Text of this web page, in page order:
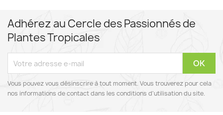
Adhérez au Cercle des Passionnés de
Plantes Tropicales
Vous pouvez vous désinscrire à tout moment. Vous trouverez pour cela
nos informations de contact dans les conditions d'utilisation du site.